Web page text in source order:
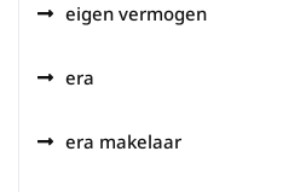
eigen vermogen
era
era makelaar